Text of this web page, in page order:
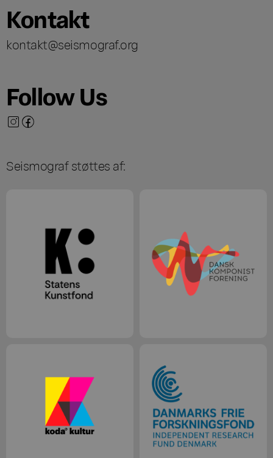
Kontakt
kontakt@seismograf.org
Follow Us
Seismograf støttes af: